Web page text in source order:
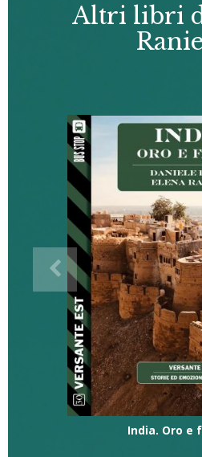
Altri libri
India. Oro e